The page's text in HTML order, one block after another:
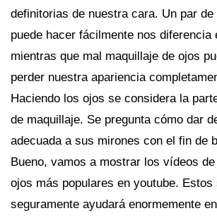
definitorias de nuestra cara. Un par
puede hacer fácilmente nos diferencia
mientras que mal maquillaje de ojos
perder nuestra apariencia
Haciendo los ojos se considera la
de maquillaje. Se pregunta cómo dar
adecuada a sus mirones con el fin de
Bueno, vamos a mostrar los vídeos
ojos más populares en youtube. Estos
seguramente ayudará enormemente